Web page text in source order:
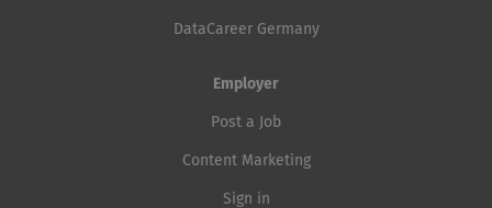
DataCareer Germany
Employer
Post a Job
Content Marketing
Sign in